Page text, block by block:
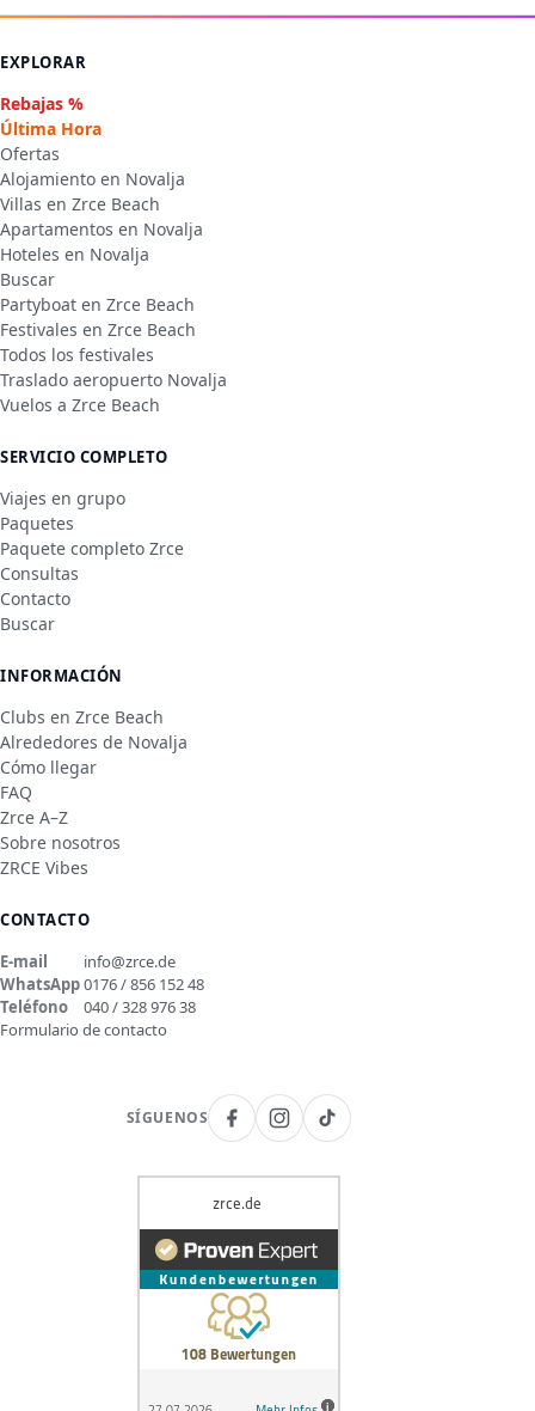
EXPLORAR
Rebajas %
Última Hora
Ofertas
Alojamiento en Novalja
Villas en Zrce Beach
Apartamentos en Novalja
Hoteles en Novalja
Buscar
Partyboat en Zrce Beach
Festivales en Zrce Beach
Todos los festivales
Traslado aeropuerto Novalja
Vuelos a Zrce Beach
SERVICIO COMPLETO
Viajes en grupo
Paquetes
Paquete completo Zrce
Consultas
Contacto
Buscar
INFORMACIÓN
Clubs en Zrce Beach
Alrededores de Novalja
Cómo llegar
FAQ
Zrce A–Z
Sobre nosotros
ZRCE Vibes
CONTACTO
E-mail
info@zrce.de
WhatsApp0176 / 856 152 48
Teléfono
040 / 328 976 38
Formulario de contacto
SÍGUENOS